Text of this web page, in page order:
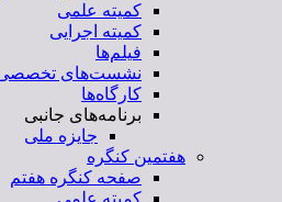
کمیته علمی
کمیته اجرایی
فیلم‌ها
نشست‌های
کارگاه‌ها
برنامه‌های جانبی
جایزه ملی
هفتمین کنگره
صفحه کنگره هفتم
کمیته علمی